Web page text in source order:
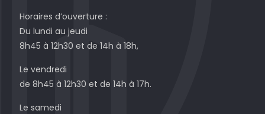
Horaires d’ouverture :
Du lundi au jeudi
8h45 à 12h30 et de 14h à 18h,
Le vendredi
de 8h45 à 12h30 et de 14h à 17h.
Le samedi